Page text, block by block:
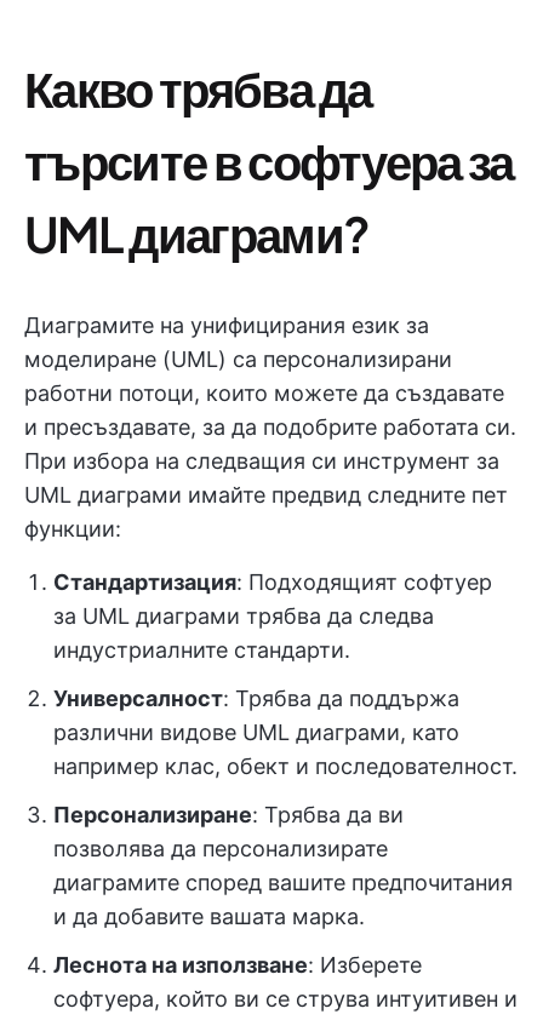
Какво трябва да
търсите в софтуера за
UML диаграми?
Диаграмите на унифицирания език за
моделиране (UML) са персонализирани
работни потоци, които можете да създавате
и пресъздавате, за да подобрите работата си.
При избора на следващия си инструмент за
UML диаграми имайте предвид следните пет
функции:
Стандартизация: Подходящият софтуер
за UML диаграми трябва да следва
индустриалните стандарти.
Универсалност: Трябва да поддържа
различни видове UML диаграми, като
например клас, обект и последователност.
Персонализиране: Трябва да ви
позволява да персонализирате
диаграмите според вашите предпочитания
и да добавите вашата марка.
Леснота на използване: Изберете
софтуера, който ви се струва интуитивен и